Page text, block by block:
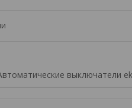
выключатели